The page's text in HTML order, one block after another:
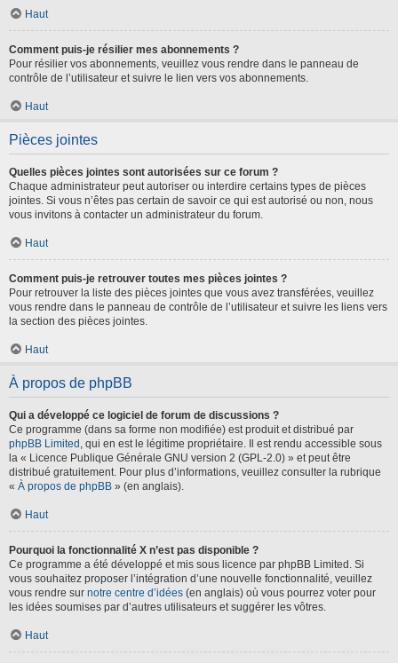
Haut
Comment puis-je résilier mes abonnements ?
Pour résilier vos abonnements, veuillez vous rendre dans le panneau de
contrôle de l’utilisateur et suivre le lien vers vos abonnements.
Haut
Pièces jointes
Quelles pièces jointes sont autorisées sur ce forum ?
Chaque administrateur peut autoriser ou interdire certains types de pièces
jointes. Si vous n’êtes pas certain de savoir ce qui est autorisé ou non, nous
vous invitons à contacter un administrateur du forum.
Haut
Comment puis-je retrouver toutes mes pièces jointes ?
Pour retrouver la liste des pièces jointes que vous avez transférées, veuillez
vous rendre dans le panneau de contrôle de l’utilisateur et suivre les liens vers
la section des pièces jointes.
Haut
À propos de phpBB
Qui a développé ce logiciel de forum de discussions ?
Ce programme (dans sa forme non modifiée) est produit et distribué par
phpBB Limited , qui en est le légitime propriétaire. Il est rendu accessible sous
la « Licence Publique Générale GNU version 2 (GPL-2.0) » et peut être
distribué gratuitement. Pour plus d’informations, veuillez consulter la rubrique
« À propos de phpBB » (en anglais).
Haut
Pourquoi la fonctionnalité X n’est pas disponible ?
Ce programme a été développé et mis sous licence par phpBB Limited. Si
vous souhaitez proposer l’intégration d’une nouvelle fonctionnalité, veuillez
vous rendre sur notre centre d’idées (en anglais) où vous pourrez voter pour
les idées soumises par d’autres utilisateurs et suggérer les vôtres.
Haut